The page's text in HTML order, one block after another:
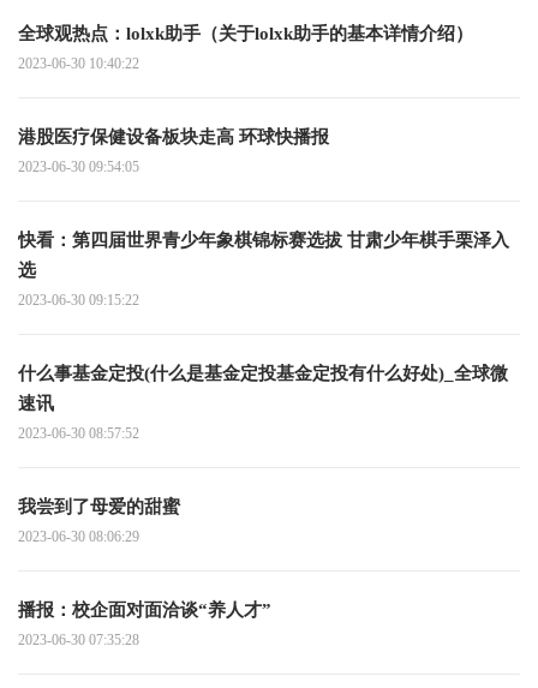
全球观热点：lolxk助手（关于lolxk助手的基本详情介绍）
2023-06-30 10:40:22
港股医疗保健设备板块走高 环球快播报
2023-06-30 09:54:05
快看：第四届世界青少年象棋锦标赛选拔 甘肃少年棋手栗泽入
选
2023-06-30 09:15:22
什么事基金定投(什么是基金定投基金定投有什么好处)_全球微
速讯
2023-06-30 08:57:52
我尝到了母爱的甜蜜
2023-06-30 08:06:29
播报：校企面对面洽谈“养人才”
2023-06-30 07:35:28